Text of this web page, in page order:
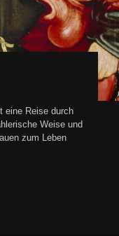
eine Reise durch
Weise und
zum Leben